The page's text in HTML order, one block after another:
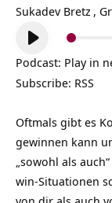
Sukadev Bretz ,
Audio-
Player
Podcast: Play in
Subscribe: RSS
Oftmals gibt es
gewinnen kann
„sowohl als
win-Situationen